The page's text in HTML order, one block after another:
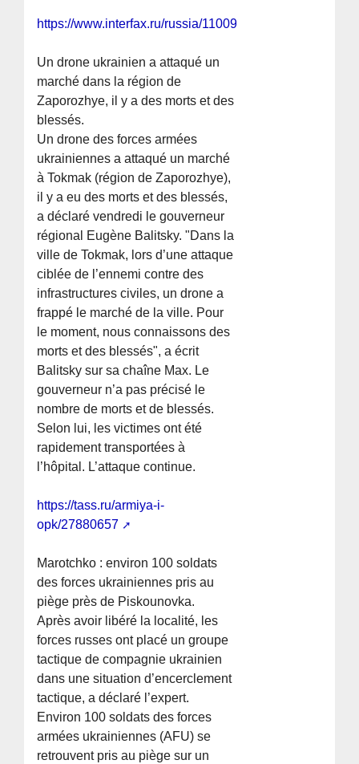
https://www.interfax.ru/russia/1100919
Un drone ukrainien a attaqué un
marché dans la région de
Zaporozhye, il y a des morts et des
blessés.
Un drone des forces armées
ukrainiennes a attaqué un marché
à Tokmak (région de Zaporozhye),
il y a eu des morts et des blessés,
a déclaré vendredi le gouverneur
régional Eugène Balitsky. "Dans la
ville de Tokmak, lors d’une attaque
ciblée de l’ennemi contre des
infrastructures civiles, un drone a
frappé le marché de la ville. Pour
le moment, nous connaissons des
morts et des blessés", a écrit
Balitsky sur sa chaîne Max. Le
gouverneur n’a pas précisé le
nombre de morts et de blessés.
Selon lui, les victimes ont été
rapidement transportées à
l’hôpital. L’attaque continue.
https://tass.ru/armiya-i-
opk/27880657
Marotchko : environ 100 soldats
des forces ukrainiennes pris au
piège près de Piskounovka.
Après avoir libéré la localité, les
forces russes ont placé un groupe
tactique de compagnie ukrainien
dans une situation d’encerclement
tactique, a déclaré l’expert.
Environ 100 soldats des forces
armées ukrainiennes (AFU) se
retrouvent pris au piège sur un